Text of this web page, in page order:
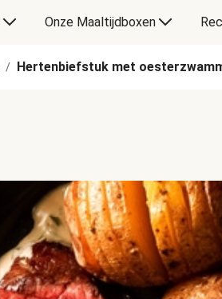
Onze Maaltijdboxen
/ Hertenbiefstuk met